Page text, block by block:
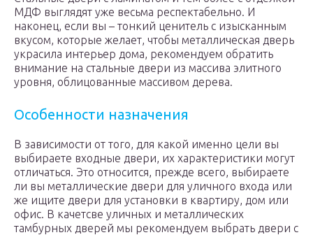
МДФ выглядят уже весьма респектабельно. И
наконец, если вы – тонкий ценитель с изысканным
вкусом, которые желает, чтобы металлическая дверь
украсила интерьер дома, рекомендуем обратить
внимание на стальные двери из массива элитного
уровня, облицованные массивом дерева.
Особенности назначения
В зависимости от того, для какой именно цели вы
выбираете входные двери, их характеристики могут
отличаться. Это относится, прежде всего, выбираете
ли вы металлические двери для уличного входа или
же ищите двери для установки в квартиру, дом или
офис. В качетсве уличных и металлических
тамбурных дверей мы рекомендуем выбрать двери с